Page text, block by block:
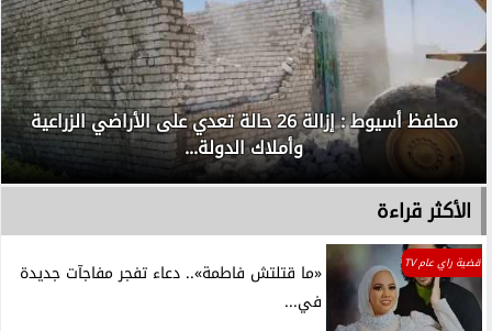
محافظ أسيوط : إزالة 26 حالة تعدي على الأراضي الزراعية
وأملاك الدولة...
الأكثر قراءة
قضية راي عام TV
«ما قتلتش فاطمة».. دعاء تفجر مفاجآت جديدة
في...